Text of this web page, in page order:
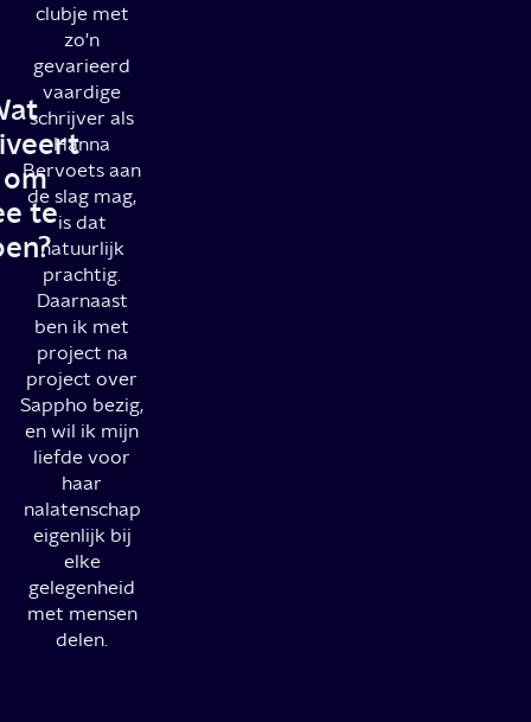
te
clubje met
zo'n
gevarieerd
vaardige
schrijver als
Hanna
Bervoets aan
de slag mag,
is dat
natuurlijk
prachtig.
Daarnaast
ben ik met
project na
project over
Sappho bezig,
en wil ik mijn
liefde voor
haar
nalatenschap
eigenlijk bij
elke
gelegenheid
met mensen
delen.